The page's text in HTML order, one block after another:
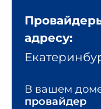
адресу:
В вашем
провайдер